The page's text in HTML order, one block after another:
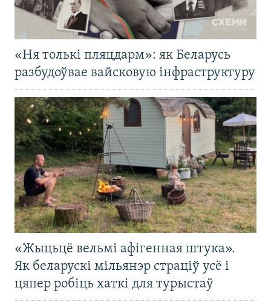
«Ня толькі пляцдарм»: як Беларусь
разбудоўвае вайсковую інфраструктуру
«Жыцьцё вельмі афігенная штука».
Як беларускі мільянэр страціў усё і
цяпер робіць хаткі для турыстаў